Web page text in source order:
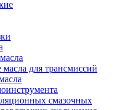
для трансмиссий
смазочных